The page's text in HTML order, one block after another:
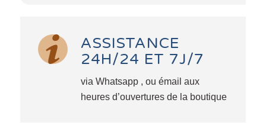
ASSISTANCE
24H/24 ET 7J/7
via Whatsapp , ou émail aux
heures d’ouvertures de la boutique